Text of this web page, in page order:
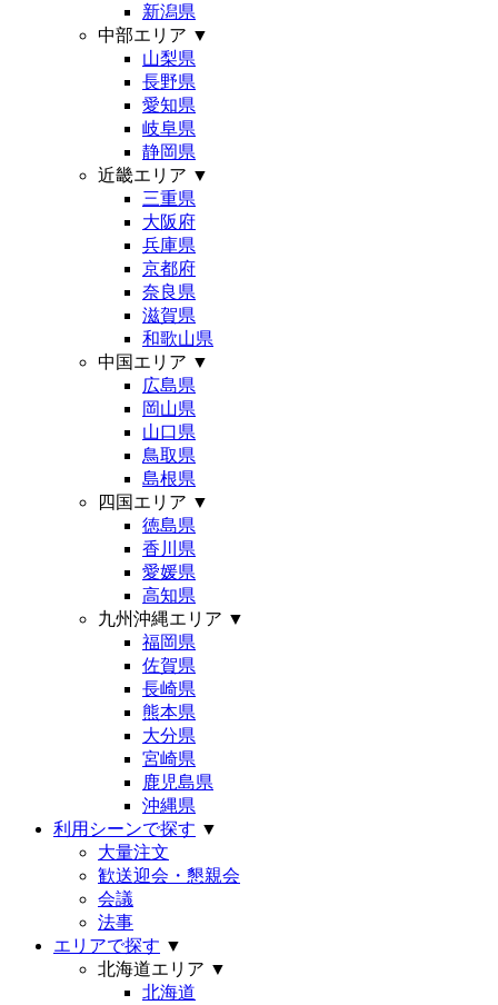
新潟県
中部エリア ▼
山梨県
長野県
愛知県
岐阜県
静岡県
近畿エリア ▼
三重県
大阪府
兵庫県
京都府
奈良県
滋賀県
和歌山県
中国エリア ▼
広島県
岡山県
山口県
鳥取県
島根県
四国エリア ▼
徳島県
香川県
愛媛県
高知県
九州沖縄エリア ▼
福岡県
佐賀県
長崎県
熊本県
大分県
宮崎県
鹿児島県
沖縄県
利用シーンで探す ▼
大量注文
歓送迎会・懇親会
会議
法事
エリアで探す ▼
北海道エリア ▼
北海道